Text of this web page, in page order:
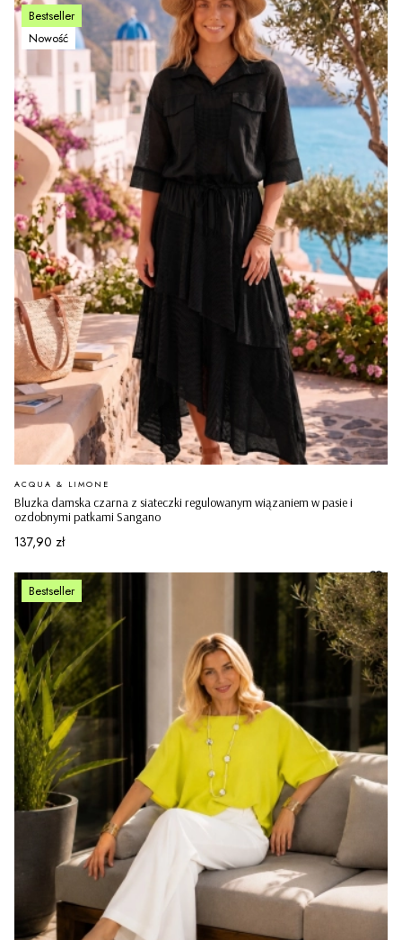
Bestseller
Nowość
Bluzka damska czarna z siateczki regulowanym wiązaniem w pasie i
ozdobnymi patkami Sangano
PRODUCENT
ACQUA & LIMONE
Cena
137,90 zł
Bestseller